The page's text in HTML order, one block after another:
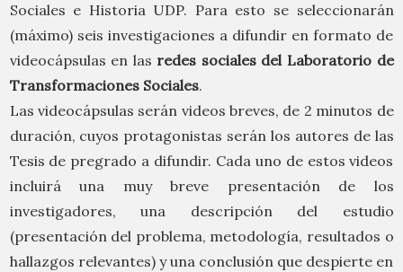
Sociales e Historia UDP. Para esto se seleccionarán
(máximo) seis investigaciones a difundir en formato de
videocápsulas en las redes sociales del Laboratorio de
Transformaciones Sociales.
Las videocápsulas serán videos breves, de 2 minutos de
duración, cuyos protagonistas serán los autores de las
Tesis de pregrado a difundir. Cada uno de estos videos
incluirá una muy breve presentación de los
investigadores, una descripción del estudio
(presentación del problema, metodología, resultados o
hallazgos relevantes) y una conclusión que despierte en